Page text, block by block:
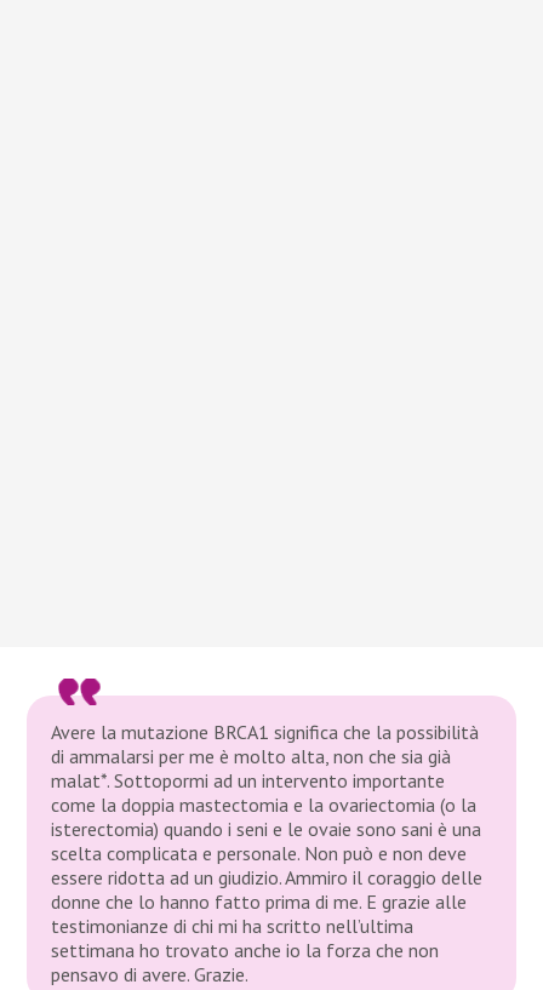
Avere la mutazione BRCA1 significa che la possibilità
di ammalarsi per me è molto alta, non che sia già
malat*. Sottopormi ad un intervento importante
come la doppia mastectomia e la ovariectomia (o la
isterectomia) quando i seni e le ovaie sono sani è una
scelta complicata e personale. Non può e non deve
essere ridotta ad un giudizio. Ammiro il coraggio delle
donne che lo hanno fatto prima di me. E grazie alle
testimonianze di chi mi ha scritto nell’ultima
settimana ho trovato anche io la forza che non
pensavo di avere. Grazie.